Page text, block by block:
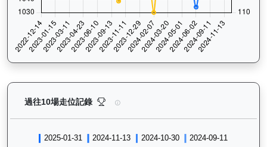
過往10場走位記錄 健康之星（G374）— 過往走位記錄